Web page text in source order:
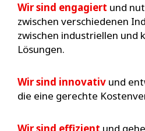
Wir sind engagiert und
zwischen verschiedenen
zwischen industriellen und
Lösungen.
Wir sind innovativ und
die eine gerechte